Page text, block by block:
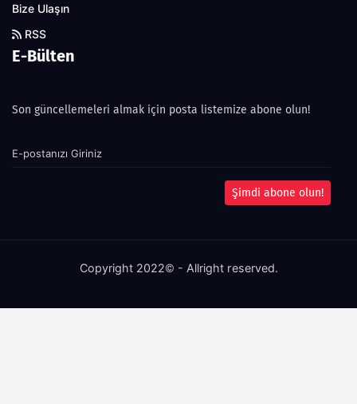
Bize Ulaşın
RSS
E-Bülten
Son güncellemeleri almak için posta listemize abone olun!
Şimdi abone olun!
Copyright 2022© - Allright reserved.